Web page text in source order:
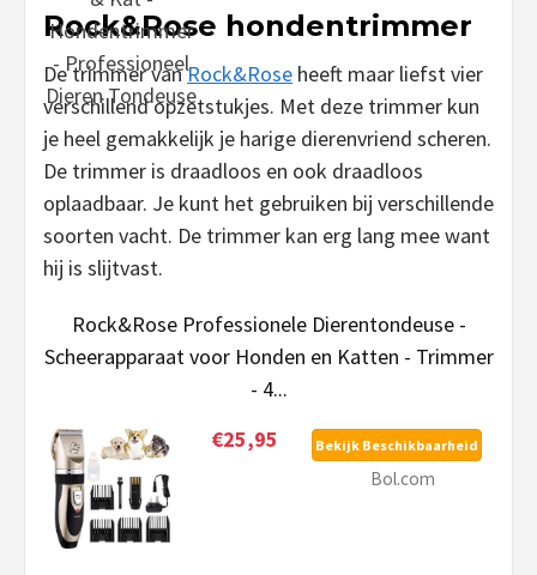
Rock&Rose hondentrimmer
De trimmer vanRock&Rose heeft maar liefst vier
verschillend opzetstukjes. Met deze trimmer kun
je heel gemakkelijk je harige dierenvriend scheren.
De trimmer is draadloos en ook draadloos
oplaadbaar. Je kunt het gebruiken bij verschillende
soorten vacht. De trimmer kan erg lang mee want
hij is slijtvast.
Rock&Rose Professionele Dierentondeuse -
Scheerapparaat voor Honden en Katten - Trimmer
- 4...
€25,95
Bekijk Beschikbaarheid
Bol.com